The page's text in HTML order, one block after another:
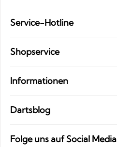
Service-Hotline
Shopservice
Informationen
Dartsblog
Folge uns auf Social Media